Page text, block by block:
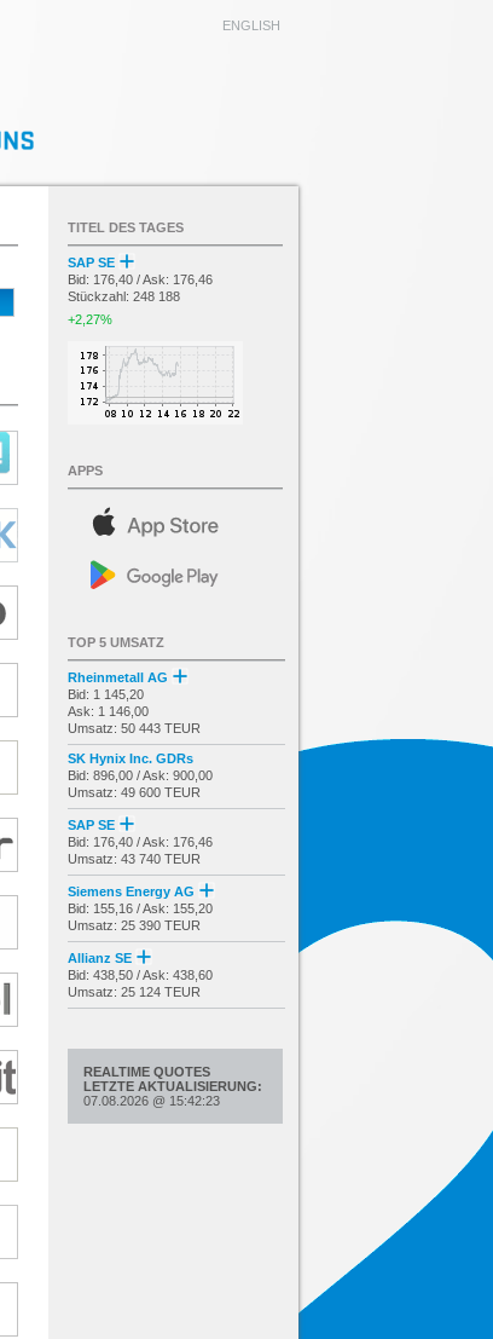
ENGLISH
TITEL DES TAGES
SAP SE
Bid: 176,40 / Ask: 176,46
Stückzahl: 248 188
+2,27%
APPS
TOP 5 UMSATZ
Rheinmetall AG
Bid: 1 145,20
Ask: 1 146,00
Umsatz: 50 443 TEUR
SK Hynix Inc. GDRs
Bid: 896,00 / Ask: 900,00
Umsatz: 49 600 TEUR
SAP SE
Bid: 176,40 / Ask: 176,46
Umsatz: 43 740 TEUR
Siemens Energy AG
Bid: 155,16 / Ask: 155,20
Umsatz: 25 390 TEUR
Allianz SE
Bid: 438,50 / Ask: 438,60
Umsatz: 25 124 TEUR
REALTIME QUOTES
LETZTE AKTUALISIERUNG:
07.08.2026 @ 15:42:23